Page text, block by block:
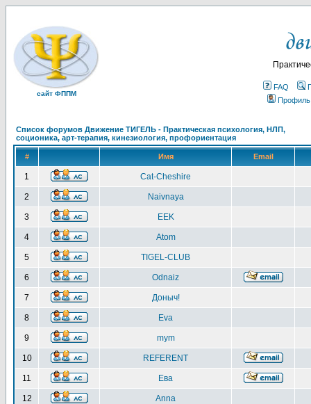
сайт ФППМ
FAQ
Профиль
Список форумов Движение ТИГЕЛЬ - Практическая психология, НЛП,
соционика, арт-терапия, кинезиология, профориентация
# Имя Email
1 Cat-Cheshire
2 Naivnaya
3 EEK
4 Atom
5 TIGEL-CLUB
6 Odnaiz
7 Доныч!
8 Eva
9 mym
10 REFERENT
11 Ева
12 Anna